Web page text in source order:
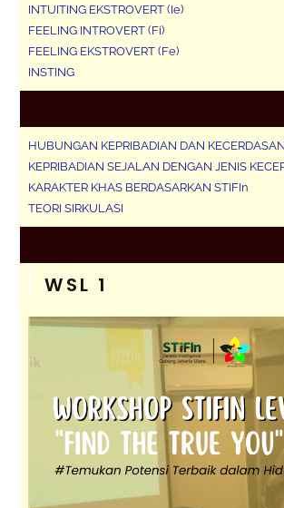
INTUITING EKSTROVERT (Ie)
FEELING INTROVERT (Fi)
FEELING EKSTROVERT (Fe)
INSTING
HUBUNGAN KEPRIBADIAN DAN KECERDASAN
KEPRIBADIAN SEJALAN DENGAN JENIS
KARAKTER KHAS BERDASARKAN STIFIn
TEORI SIRKULASI
WSL 1